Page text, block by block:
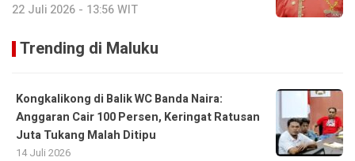
22 Juli 2026 - 13:56 WIT
Trending di Maluku
Kongkalikong di Balik WC Banda Naira:
Anggaran Cair 100 Persen, Keringat Ratusan
Juta Tukang Malah Ditipu
14 Juli 2026